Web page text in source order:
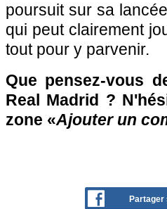
poursuit sur sa
qui peut clairement
tout pour y parvenir.
Que pensez-vous
Real Madrid ?
zone «Ajouter un
Partager